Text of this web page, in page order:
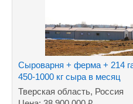
Сыроварня + ферма + 214
450-1000 кг сыра в месяц
Тверская область, Россия